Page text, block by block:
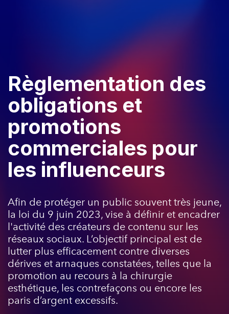
Règlementation des
obligations et
promotions
commerciales pour
les influenceurs
Afin de protéger un public souvent très jeune,
la loi du 9 juin 2023, vise à définir et encadrer
l'activité des créateurs de contenu sur les
réseaux sociaux. L’objectif principal est de
lutter plus efficacement contre diverses
dérives et arnaques constatées, telles que la
promotion au recours à la chirurgie
esthétique, les contrefaçons ou encore les
paris d’argent excessifs.